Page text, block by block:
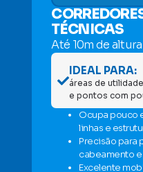
TÉCNICAS
Até 10m de
IDEAL PARA:
áreas de
e pontos com
Ocupa pouco
linhas e
Precisão para
cabeamento
Excelente